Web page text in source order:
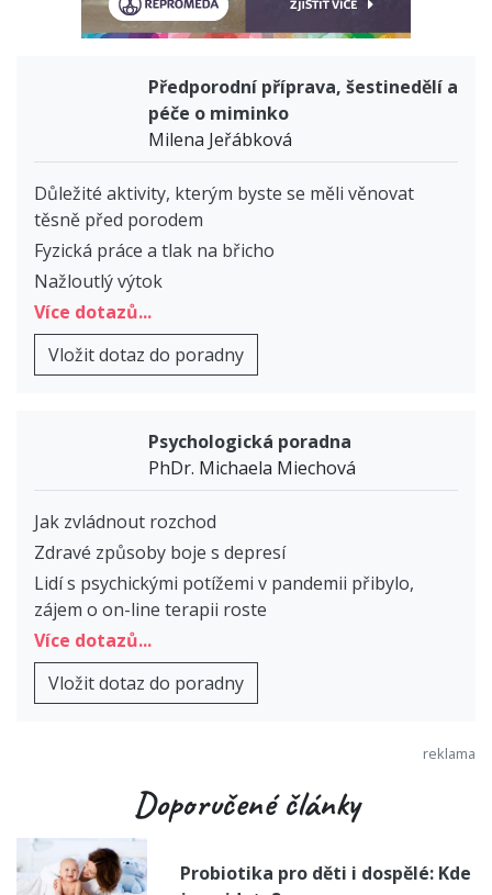
Předporodní příprava, šestinedělí a
péče o miminko
Milena Jeřábková
Důležité aktivity, kterým byste se měli věnovat
těsně před porodem
Fyzická práce a tlak na břicho
Nažloutlý výtok
Více dotazů...
Vložit dotaz do poradny
Psychologická poradna
PhDr. Michaela Miechová
Jak zvládnout rozchod
Zdravé způsoby boje s depresí
Lidí s psychickými potížemi v pandemii přibylo,
zájem o on-line terapii roste
Více dotazů...
Vložit dotaz do poradny
Doporučené články
Probiotika pro děti i dospělé: Kde